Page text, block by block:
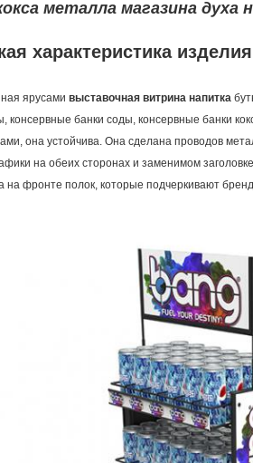
металла магазина духа
характеристика изделия
ярусами выставочная витрина напитка
консервные банки соды, консервные банки
она устойчива. Она сделана проводов
на обеих сторонах и заменимом
на фронте полок, которые подчеркивают